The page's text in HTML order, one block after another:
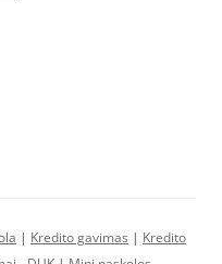
| Kredito gavimas | Kredito